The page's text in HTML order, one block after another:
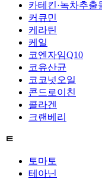
카테킨·녹차추출
커큐민
케라틴
케일
코엔자임Q10
코유산균
코코넛오일
콘드로이친
콜라겐
크랜베리
ㅌ
토마토
테아닌